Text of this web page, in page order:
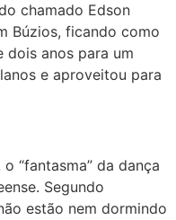
chamado Edson
Búzios, ficando como
dois anos para um
e aproveitou para
“fantasma” da dança
Segundo
estão nem dormindo